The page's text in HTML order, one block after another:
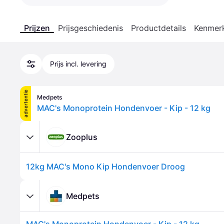
Prijzen Prijsgeschiedenis Productdetails
Prijs incl. levering
advertentie Medpets
MAC's Monoprotein Hondenvoer - Kip - 12 kg
Zooplus
12kg MAC's Mono Kip Hondenvoer Droog
Medpets